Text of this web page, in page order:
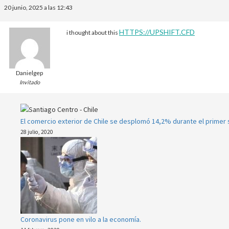
20 junio, 2025 a las 12:43
Danielgep
Invitado
i thought about this HTTPS://UPSHIFT.CFD
El comercio exterior de Chile se desplomó 14,2% durante el primer
28 julio, 2020
Coronavirus pone en vilo a la economía.